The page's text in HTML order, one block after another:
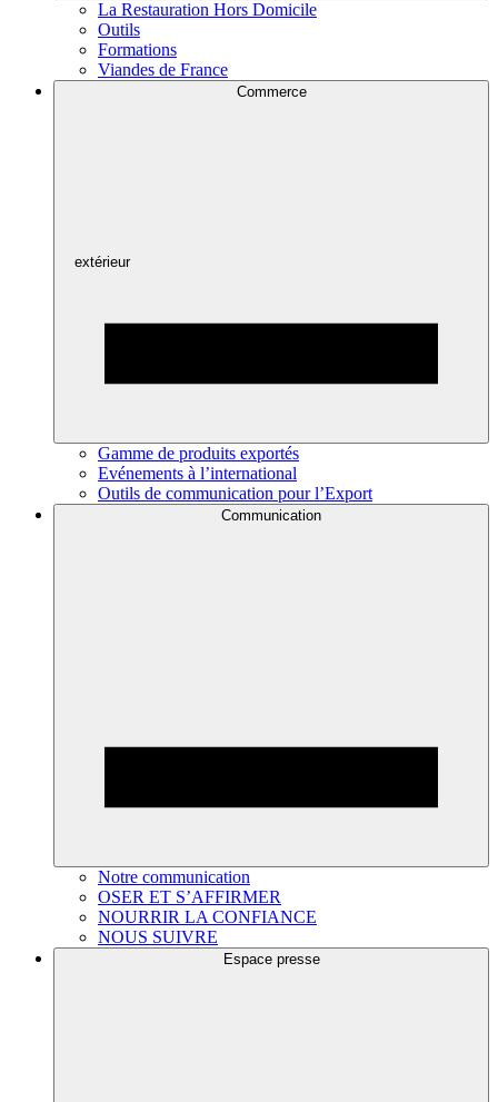
La Restauration Hors Domicile
Outils
Formations
Viandes de France
Commerce
extérieur
Gamme de produits exportés
Evénements à l’international
Outils de communication pour l’Export
Communication
Notre communication
OSER ET S’AFFIRMER
NOURRIR LA CONFIANCE
NOUS SUIVRE
Espace presse